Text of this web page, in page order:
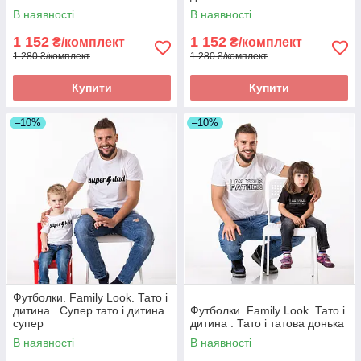
В наявності
1 152 ₴/комплект
1 280 ₴/комплект
Купити
В наявності
1 152 ₴/комплект
1 280 ₴/комплект
Купити
–10%
Футболки. Family Look. Тато і
дитина . Супер тато і дитина
супер
В наявності
–10%
Футболки. Family Look. Тато і
дитина . Тато і татова донька
В наявності